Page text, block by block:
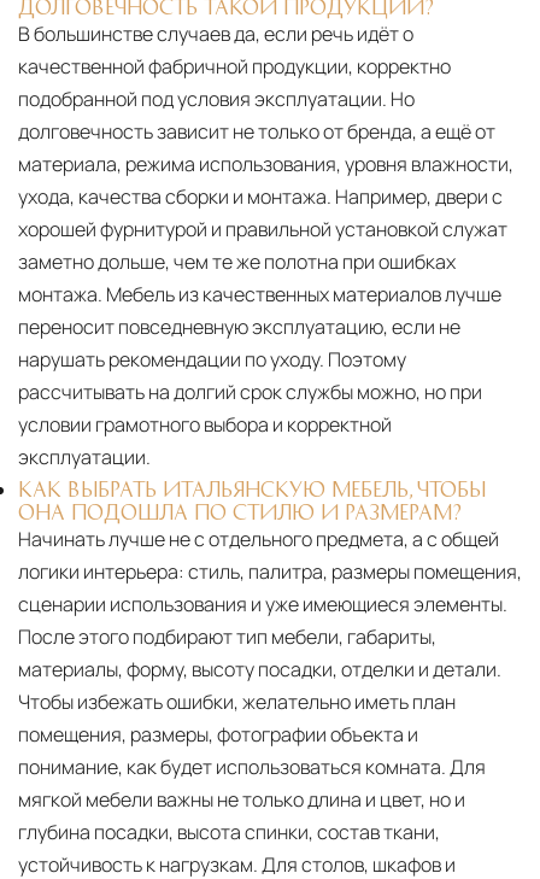
ДОЛГОВЕЧНОСТЬ ТАКОЙ ПРОДУКЦИИ?
В большинстве случаев да, если речь идёт о
качественной фабричной продукции, корректно
подобранной под условия эксплуатации. Но
долговечность зависит не только от бренда, а ещё от
материала, режима использования, уровня влажности,
ухода, качества сборки и монтажа. Например, двери с
хорошей фурнитурой и правильной установкой служат
заметно дольше, чем те же полотна при ошибках
монтажа. Мебель из качественных материалов лучше
переносит повседневную эксплуатацию, если не
нарушать рекомендации по уходу. Поэтому
рассчитывать на долгий срок службы можно, но при
условии грамотного выбора и корректной
эксплуатации.
КАК ВЫБРАТЬ ИТАЛЬЯНСКУЮ МЕБЕЛЬ, ЧТОБЫ
ОНА ПОДОШЛА ПО СТИЛЮ И РАЗМЕРАМ?
Начинать лучше не с отдельного предмета, а с общей
логики интерьера: стиль, палитра, размеры помещения,
сценарии использования и уже имеющиеся элементы.
После этого подбирают тип мебели, габариты,
материалы, форму, высоту посадки, отделки и детали.
Чтобы избежать ошибки, желательно иметь план
помещения, размеры, фотографии объекта и
понимание, как будет использоваться комната. Для
мягкой мебели важны не только длина и цвет, но и
глубина посадки, высота спинки, состав ткани,
устойчивость к нагрузкам. Для столов, шкафов и